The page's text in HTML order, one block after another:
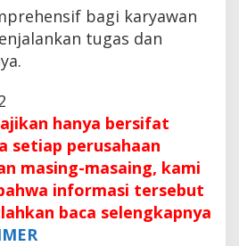
bagi karyawan
tugas dan
hanya bersifat
setiap perusahaan
masing-masaing, kami
informasi tersebut
baca selengkapnya